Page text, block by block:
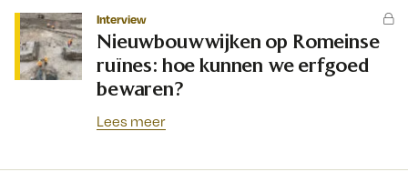
Interview
Nieuwbouwwijken op Romeinse
ruïnes: hoe kunnen we erfgoed
bewaren?
Lees meer